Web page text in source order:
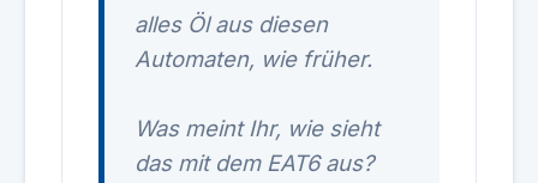
alles Öl aus diesen
Automaten, wie früher.
Was meint Ihr, wie sieht
das mit dem EAT6 aus?